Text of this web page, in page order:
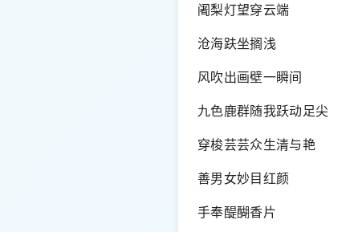
阇梨灯望穿云端
沧海趺坐搁浅
风吹出画壁一瞬间
九色鹿群随我跃动足尖
穿梭芸芸众生清与艳
善男女妙目红颜
手奉醍醐香片